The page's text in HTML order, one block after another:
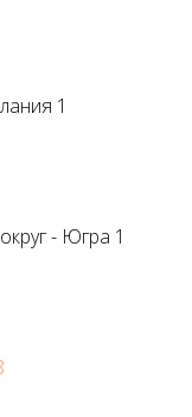
1
- Югра 1